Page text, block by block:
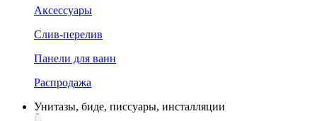
Аксессуары
Слив-перелив
Панели для ванн
Распродажа
Унитазы, биде, писсуары, инсталляции